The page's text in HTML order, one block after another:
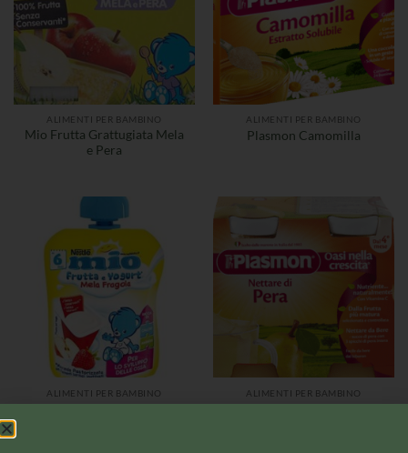
ALIMENTI PER BAMBINO
Mio Frutta Grattugiata Mela
e Pera
ALIMENTI PER BAMBINO
Plasmon Camomilla
ALIMENTI PER BAMBINO
Mio Frutta e Yogurt
ALIMENTI PER BAMBINO
Plasmon Nettare di Pera